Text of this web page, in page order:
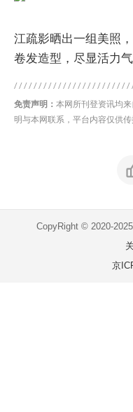
江疏影晒出一组美照
卷发造型，尽显活力气
免责声明： 本网所刊登资讯均
明与本网联系，平台内容仅供
CopyRight © 2020-
京